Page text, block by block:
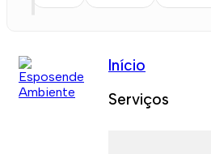
Início
Serviços